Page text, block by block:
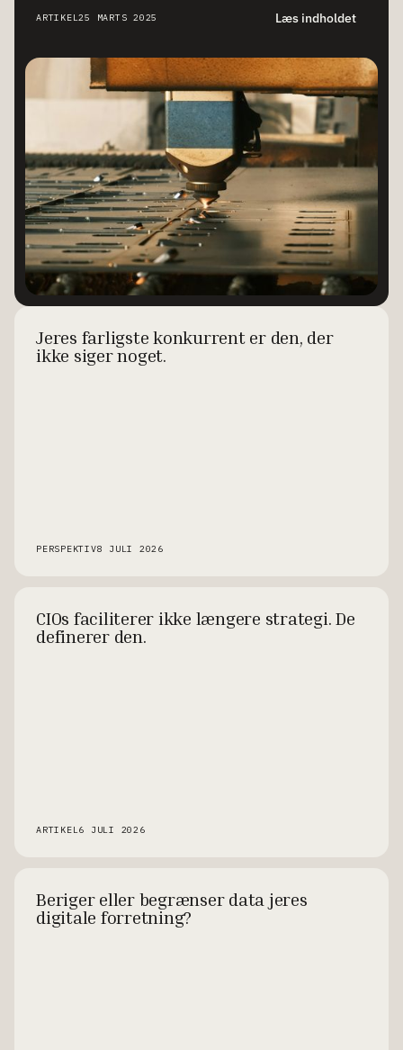
ARTIKEL25 MARTS 2025 Læs indholdet
Jeres farligste konkurrent er den, der
ikke siger noget.
PERSPEKTIV8 JULI 2026
CIOs faciliterer ikke længere strategi. De
definerer den.
ARTIKEL6 JULI 2026
Beriger eller begrænser data jeres
digitale forretning?